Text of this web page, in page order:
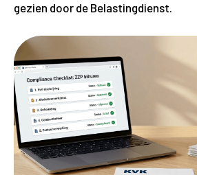
gezien door de Belastingdienst.